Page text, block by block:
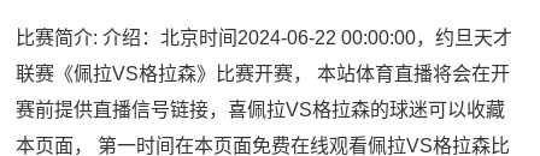
比赛简介: 介绍：北京时间2024-06-22 00:00:00，约旦天才
联赛《佩拉VS格拉森》比赛开赛， 本站体育直播将会在开
赛前提供直播信号链接，喜佩拉VS格拉森的球迷可以收藏
本页面， 第一时间在本页面免费在线观看佩拉VS格拉森比